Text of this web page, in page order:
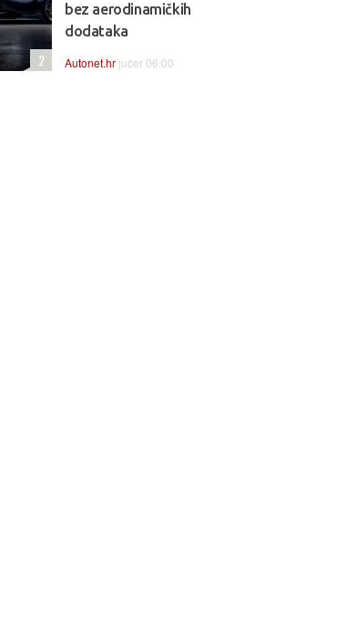
bez aerodinamičkih
dodataka
Autonet.hr jučer 06:00
2